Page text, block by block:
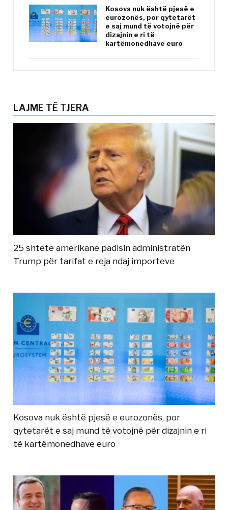
Kosova nuk është pjesë e
eurozonës, por qytetarët
e saj mund të votojnë për
dizajnin e ri të
kartëmonedhave euro
LAJME TË TJERA
25 shtete amerikane padisin administratën
Trump për tarifat e reja ndaj importeve
Kosova nuk është pjesë e eurozonës, por
qytetarët e saj mund të votojnë për dizajnin e ri
të kartëmonedhave euro